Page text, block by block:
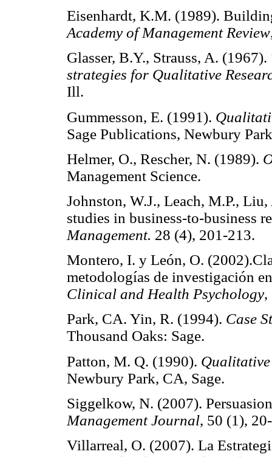
Eisenhardt, K.M. (1989).
Academy of Management Review
Glasser, B.Y., Strauss, A. (1967).
strategies for Qualitative
Ill.
Gummesson, E. (1991).
Sage Publications, Newbury
Helmer, O., Rescher, N. (1989).
Management Science.
Johnston, W.J., Leach, M.P.,
studies in business-to-business
Management. 28 (4), 201-213.
Montero, I. y León, O.
metodologías de investigación
Clinical and Health Psychology,
Park, CA. Yin, R. (1994). Case
Thousand Oaks: Sage.
Patton, M. Q. (1990).
Newbury Park, CA, Sage.
Siggelkow, N. (2007).
Management Journal, 50 (1),
Villarreal, O. (2007). La